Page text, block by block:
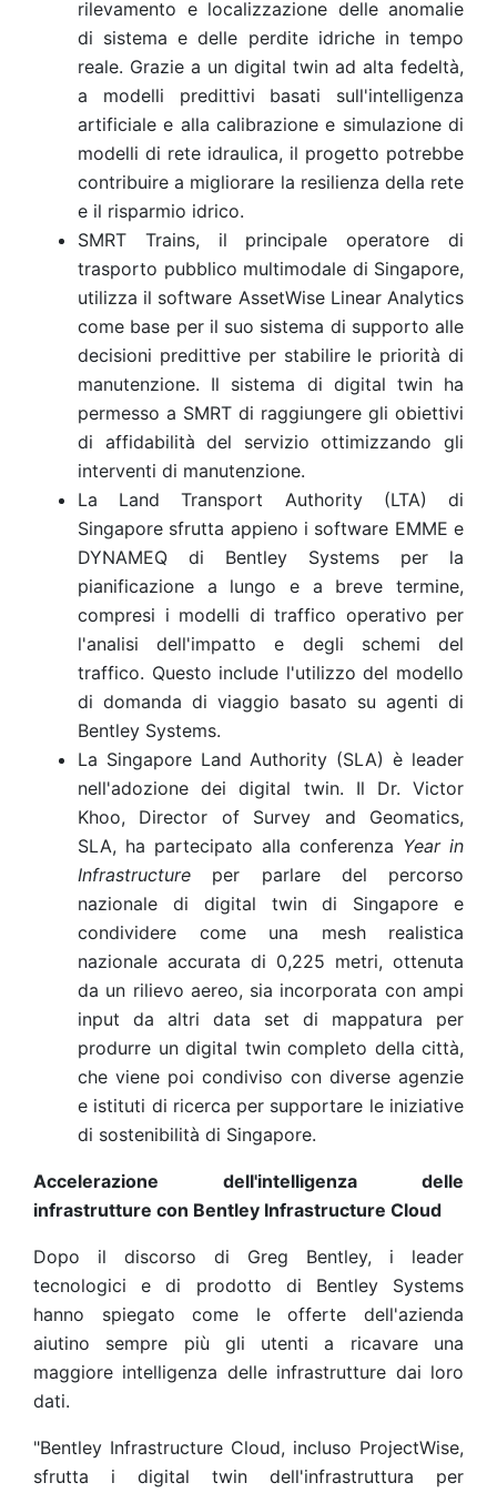
rilevamento e localizzazione delle anomalie
di sistema e delle perdite idriche in tempo
reale. Grazie a un digital twin ad alta fedeltà,
a modelli predittivi basati sull'intelligenza
artificiale e alla calibrazione e simulazione di
modelli di rete idraulica, il progetto potrebbe
contribuire a migliorare la resilienza della rete
e il risparmio idrico.
SMRT Trains, il principale operatore di
trasporto pubblico multimodale di Singapore,
utilizza il software AssetWise Linear Analytics
come base per il suo sistema di supporto alle
decisioni predittive per stabilire le priorità di
manutenzione. Il sistema di digital twin ha
permesso a SMRT di raggiungere gli obiettivi
di affidabilità del servizio ottimizzando gli
interventi di manutenzione.
La Land Transport Authority (LTA) di
Singapore sfrutta appieno i software EMME e
DYNAMEQ di Bentley Systems per la
pianificazione a lungo e a breve termine,
compresi i modelli di traffico operativo per
l'analisi dell'impatto e degli schemi del
traffico. Questo include l'utilizzo del modello
di domanda di viaggio basato su agenti di
Bentley Systems.
La Singapore Land Authority (SLA) è leader
nell'adozione dei digital twin. Il Dr. Victor
Khoo, Director of Survey and Geomatics,
SLA, ha partecipato alla conferenza Year in
Infrastructure per parlare del percorso
nazionale di digital twin di Singapore e
condividere come una mesh realistica
nazionale accurata di 0,225 metri, ottenuta
da un rilievo aereo, sia incorporata con ampi
input da altri data set di mappatura per
produrre un digital twin completo della città,
che viene poi condiviso con diverse agenzie
e istituti di ricerca per supportare le iniziative
di sostenibilità di Singapore.
Accelerazione dell'intelligenza delle
infrastrutture con Bentley Infrastructure Cloud
Dopo il discorso di Greg Bentley, i leader
tecnologici e di prodotto di Bentley Systems
hanno spiegato come le offerte dell'azienda
aiutino sempre più gli utenti a ricavare una
maggiore intelligenza delle infrastrutture dai loro
dati.
"Bentley Infrastructure Cloud, incluso ProjectWise,
sfrutta i digital twin dell'infrastruttura per